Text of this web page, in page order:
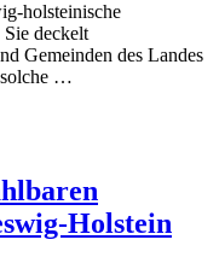
holsteinische
deckelt
Gemeinden des Landes
…
Holstein